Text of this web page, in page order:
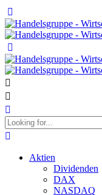
Aktien
Dividenden
DAX
NASDAQ